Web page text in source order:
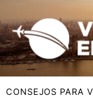
al
contenido
CONSEJOS PARA